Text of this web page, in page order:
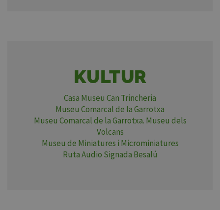
KULTUR
Casa Museu Can Trincheria
Museu Comarcal de la Garrotxa
Museu Comarcal de la Garrotxa. Museu dels
Volcans
Museu de Miniatures i Microminiatures
Ruta Audio Signada Besalú